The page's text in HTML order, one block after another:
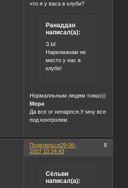
что я у васа в клуби?
Ранаддан
написал(а):
З.Ы.
Наркоманам не
место у нас в
клубе!
Нормалльным людям тожаэ))
Мора
Да все ог непарпся.У мну все
под контролем.
Поделиться 8
29-06-
2007 10:34:43
Сёльви
написал(а):